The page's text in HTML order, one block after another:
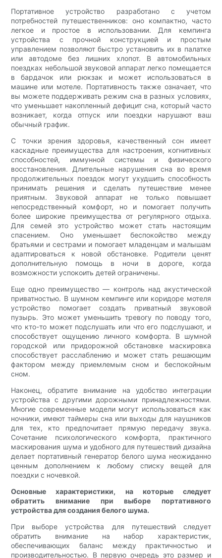
Портативное устройство разработано с учетом
потребностей путешественников: оно компактно, часто
легкое и простое в использовании. Для кемпинга
устройства с прочной конструкцией и простым
управлением позволяют быстро установить их в палатке
или автодоме без лишних хлопот. В автомобильных
поездках небольшой звуковой аппарат легко помещается
в бардачок или рюкзак и может использоваться в
машине или мотеле. Портативность также означает, что
вы можете поддерживать режим сна в разных условиях,
что уменьшает накопленный дефицит сна, который часто
возникает, когда отпуск или поездки нарушают ваш
обычный график.
С точки зрения здоровья, качественный сон имеет
каскадные преимущества для настроения, когнитивных
способностей, иммунной системы и физического
восстановления. Длительные нарушения сна во время
продолжительных поездок могут ухудшить способность
принимать решения и сделать путешествие менее
приятным. Звуковой аппарат не только повышает
непосредственный комфорт, но и помогает получить
более широкие преимущества от регулярного отдыха.
Для семей это устройство может стать настоящим
спасением. Оно уменьшает беспокойство между
братьями и сестрами и помогает младенцам и малышам
адаптироваться к новой обстановке. Родители ценят
дополнительную помощь в ночи в дороге, когда
возможности успокоить детей ограничены.
Еще одно преимущество — контроль над акустической
приватностью. В шумном кемпинге или коридоре мотеля
устройство помогает создать приватный звуковой
пузырь. Это может уменьшить тревогу по поводу того,
что кто-то может подслушать или что его подслушают, и
способствует ощущению личного комфорта. В шумной
городской или придорожной обстановке маскировка
способствует расслаблению и может стать решающим
фактором между приемлемым сном и беспокойным
сном.
Наконец, обратите внимание на удобство интеграции
устройства с другими дорожными принадлежностями.
Многие современные модели могут использоваться как
ночники, имеют таймеры сна или выходы для наушников
для тех, кто предпочитает прямую передачу звука.
Сочетание психологического комфорта, практичного
маскирования шума и удобного для путешествий дизайна
делает портативный генератор белого шума неожиданно
ценным дополнением к любому списку вещей для
поездки с ночевкой.
Основные характеристики, на которые следует
обратить внимание при выборе портативного
устройства для создания белого шума.
При выборе устройства для путешествий следует
обратить внимание на набор характеристик,
обеспечивающих баланс между практичностью и
производительностью. В первую очередь это размер и